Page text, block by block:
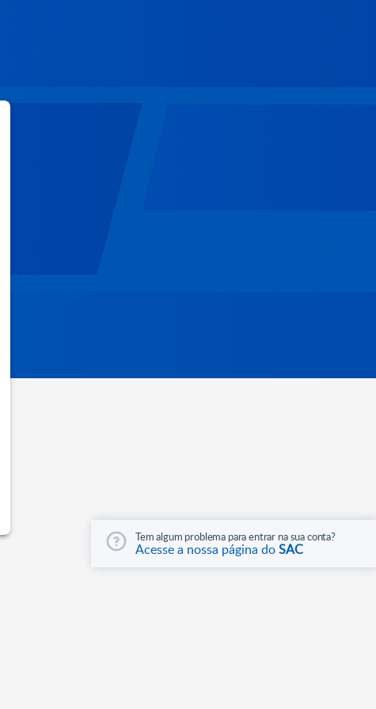
Tem algum problema para entrar na sua conta?
Acesse a nossa página doSAC